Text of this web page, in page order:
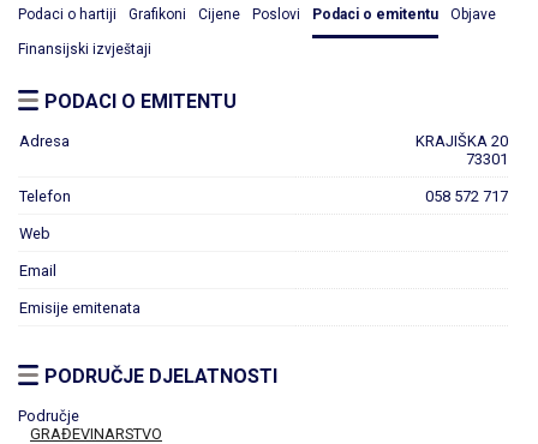
Podaci o hartiji Grafikoni Cijene Poslovi Podaci o emitentu Objave
Finansijski izvještaji
PODACI O EMITENTU
Adresa
KRAJIŠKA 20
73301
Telefon 058 572 717
Web
Email
Emisije emitenata
PODRUČJE DJELATNOSTI
Područje
GRAĐEVINARSTVO